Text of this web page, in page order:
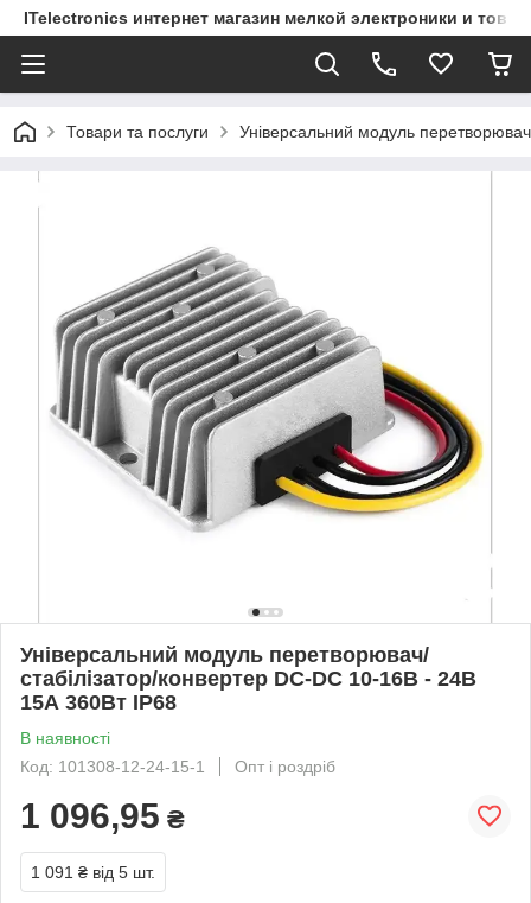
ITelectronics интернет магазин мелкой электроники и
Товари та послуги Універсальний модуль
Універсальний модуль перетворювач/
стабілізатор/конвертер DC-DC 10-16В - 24В
15А 360Вт IP68
В наявності
Код: 101308-12-24-15-1
Опт і роздріб
1 096,95 ₴
1 091 ₴ від 5 шт.